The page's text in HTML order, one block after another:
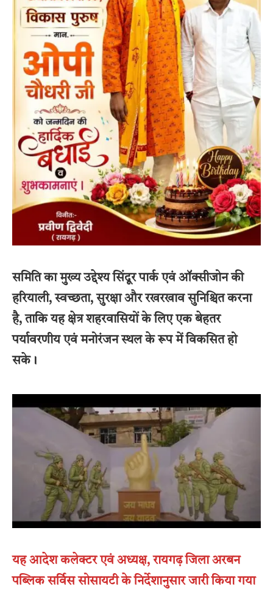
समिति का मुख्य उद्देश्य सिंदूर पार्क एवं ऑक्सीजोन की
हरियाली, स्वच्छता, सुरक्षा और रखरखाव सुनिश्चित करना
है, ताकि यह क्षेत्र शहरवासियों के लिए एक बेहतर
पर्यावरणीय एवं मनोरंजन स्थल के रूप में विकसित हो
सके।
यह आदेश कलेक्टर एवं अध्यक्ष, रायगढ़ जिला अरबन
पब्लिक सर्विस सोसायटी के निर्देशानुसार जारी किया गया